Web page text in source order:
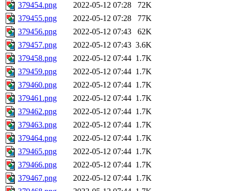
379454.png
2022-05-12 07:28
72K
379455.png
2022-05-12 07:28
77K
379456.png
2022-05-12 07:43
62K
379457.png
2022-05-12 07:43 3.6K
379458.png
2022-05-12 07:44 1.7K
379459.png
2022-05-12 07:44 1.7K
379460.png
2022-05-12 07:44 1.7K
379461.png
2022-05-12 07:44 1.7K
379462.png
2022-05-12 07:44 1.7K
379463.png
2022-05-12 07:44 1.7K
379464.png
2022-05-12 07:44 1.7K
379465.png
2022-05-12 07:44 1.7K
379466.png
2022-05-12 07:44 1.7K
379467.png
2022-05-12 07:44 1.7K